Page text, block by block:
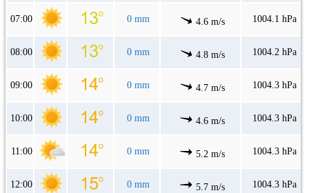
07:00 0 mm 4.6 m/s 1004.1 hPa
08:00 0 mm 4.8 m/s 1004.2 hPa
09:00 0 mm 4.7 m/s 1004.3 hPa
10:00 0 mm 4.6 m/s 1004.3 hPa
11:00 0 mm 5.2 m/s 1004.3 hPa
12:00 0 mm 5.7 m/s 1004.3 hPa